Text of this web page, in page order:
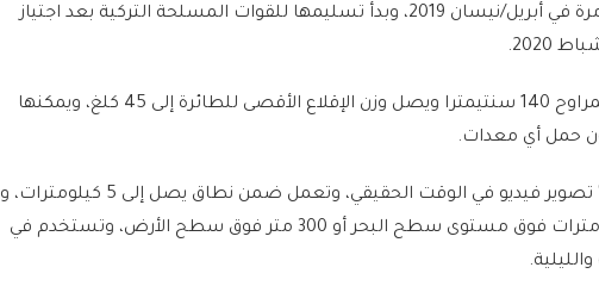
في تركيا، وأعلن عنها أول مرة في أبريل/نيسان 2019، وبدأ تسليمها للقوات المسلحة التركية بعد اجتياز
2020.
وتبلغ المسافة بين أذرع المراوح 140 سنتيمترا ويصل وزن الإقلاع الأقصى للطائرة إلى 45 كلغ، ويمكنها
وتستطيع طائرة "سونغار" تصوير فيديو في الوقت الحقيقي، وتعمل ضمن نطاق يصل إلى 5 كيلومترات، و
يمكنها الارتفاع حتى 3 كيلومترات فوق مستوى سطح البحر أو 300 متر فوق سطح الأرض، وتستخدم في